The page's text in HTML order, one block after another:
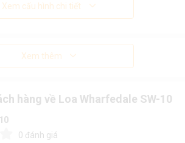
Xem cấu hình chi tiết
Xem thêm
hàng về Loa Wharfedale SW-10
0 đánh giá